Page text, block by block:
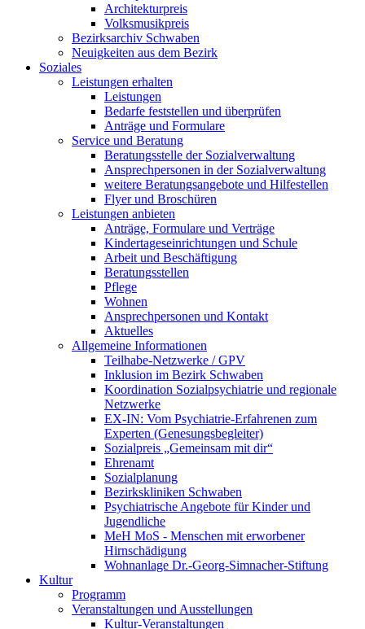
Architekturpreis
Volksmusikpreis
Bezirksarchiv Schwaben
Neuigkeiten aus dem Bezirk
Soziales
Leistungen erhalten
Leistungen
Bedarfe feststellen und überprüfen
Anträge und Formulare
Service und Beratung
Beratungsstelle der Sozialverwaltung
Ansprechpersonen in der Sozialverwaltung
weitere Beratungsangebote und Hilfestellen
Flyer und Broschüren
Leistungen anbieten
Anträge, Formulare und Verträge
Kindertageseinrichtungen und Schule
Arbeit und Beschäftigung
Beratungsstellen
Pflege
Wohnen
Ansprechpersonen und Kontakt
Aktuelles
Allgemeine Informationen
Teilhabe-Netzwerke / GPV
Inklusion im Bezirk Schwaben
Koordination Sozialpsychiatrie und regionale
Netzwerke
EX-IN: Vom Psychiatrie-Erfahrenen zum
Experten (Genesungsbegleiter)
Sozialpreis „Gemeinsam mit dir“
Ehrenamt
Sozialplanung
Bezirkskliniken Schwaben
Psychiatrische Angebote für Kinder und
Jugendliche
MeH MoS - Menschen mit erworbener
Hirnschädigung
Wohnanlage Dr.-Georg-Simnacher-Stiftung
Kultur
Programm
Veranstaltungen und Ausstellungen
Kultur-Veranstaltungen